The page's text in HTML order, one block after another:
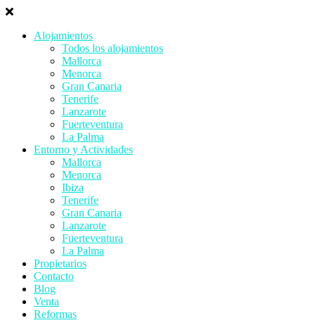
Alojamientos
Todos los alojamientos
Mallorca
Menorca
Gran Canaria
Tenerife
Lanzarote
Fuerteventura
La Palma
Entorno y Actividades
Mallorca
Menorca
Ibiza
Tenerife
Gran Canaria
Lanzarote
Fuerteventura
La Palma
Propietarios
Contacto
Blog
Venta
Reformas